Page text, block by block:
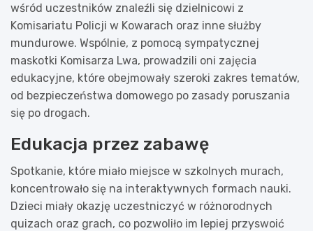
wśród uczestników znaleźli się dzielnicowi z
Komisariatu Policji w Kowarach oraz inne służby
mundurowe. Wspólnie, z pomocą sympatycznej
maskotki Komisarza Lwa, prowadzili oni zajęcia
edukacyjne, które obejmowały szeroki zakres tematów,
od bezpieczeństwa domowego po zasady poruszania
się po drogach.
Edukacja przez zabawę
Spotkanie, które miało miejsce w szkolnych murach,
koncentrowało się na interaktywnych formach nauki.
Dzieci miały okazję uczestniczyć w różnorodnych
quizach oraz grach, co pozwoliło im lepiej przyswoić